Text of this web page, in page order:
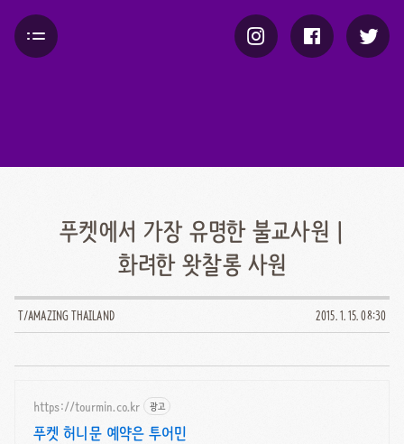
푸켓에서 가장 유명한 불교사원 |
화려한 왓찰롱 사원
T/AMAZING THAILAND 2015. 1. 15. 08:30
https://tourmin.co.kr 광고
푸켓 허니문 예약은 투어민